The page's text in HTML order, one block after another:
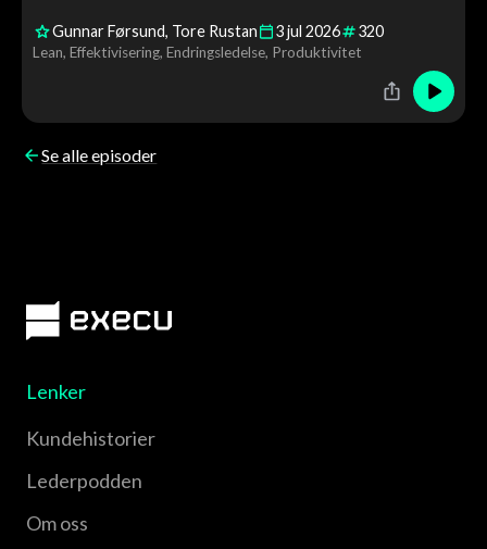
verdiskaping gjennom medarbeiderinvolvering, ledelse
og kontinuerlig forbedring.
Gunnar Førsund Tore Rustan 3jul 2026 320
Lean Effektivisering Endringsledelse Produktivitet
Se alle episoder
Lenker
Kundehistorier
Lederpodden
Om oss